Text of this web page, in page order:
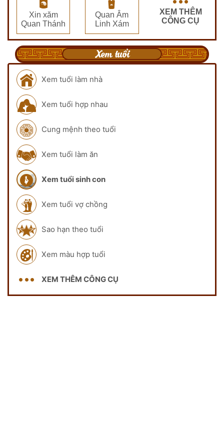
Xin xăm
Quan Thánh
Quan Âm
Linh Xám
XEM THÊM
CÔNG CỤ
Xem tuổi
Xem tuổi làm nhà
Xem tuổi hợp nhau
Cung mệnh theo tuổi
Xem tuổi làm ăn
Xem tuổi sinh con
Xem tuổi vợ chồng
Sao hạn theo tuổi
Xem màu hợp tuổi
XEM THÊM CÔNG CỤ